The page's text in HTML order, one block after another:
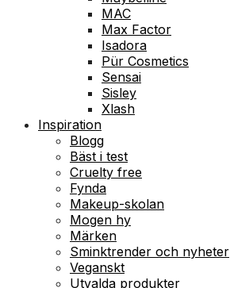
MAC
Max Factor
Isadora
Pür Cosmetics
Sensai
Sisley
Xlash
Inspiration
Blogg
Bäst i test
Cruelty free
Fynda
Makeup-skolan
Mogen hy
Märken
Sminktrender och nyheter
Veganskt
Utvalda produkter